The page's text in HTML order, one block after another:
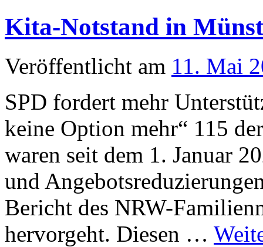
Kita-Notstand in
Veröffentlicht am 11. Mai
SPD fordert mehr
keine Option mehr“ 115
waren seit dem 1. Januar
und
Bericht des NRW-
hervorgeht. Diesen …